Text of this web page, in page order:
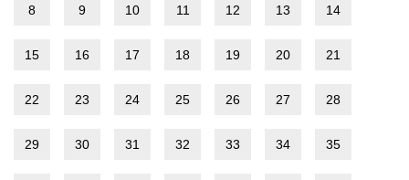
8 9 10 11 12 13 14
15 16 17 18 19 20 21
22 23 24 25 26 27 28
29 30 31 32 33 34 35